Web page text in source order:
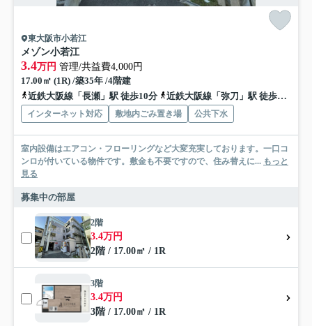
東大阪市小若江
メゾン小若江
3.4万円 管理/共益費4,000円
17.00㎡ (1R) /築35年 /4階建
近鉄大阪線「長瀬」駅 徒歩10分
近鉄大阪線「弥刀」駅 徒歩16分
インターネット対応 敷地内ごみ置き場 公共下水
室内設備はエアコン・フローリングなど大変充実しております。一口コ
ンロが付いている物件です。敷金も不要ですので、住み替えに... もっと
見る
募集中の部屋
2階
3.4万円
2階 / 17.00㎡ / 1R
3階
3.4万円
3階 / 17.00㎡ / 1R